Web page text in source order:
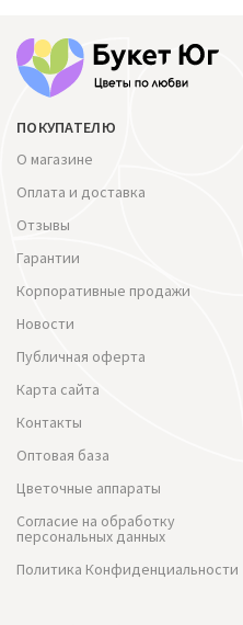
ПОКУПАТЕЛЮ
О магазине
Оплата и доставка
Отзывы
Гарантии
Корпоративные продажи
Новости
Публичная оферта
Карта сайта
Контакты
Оптовая база
Цветочные аппараты
Согласие на обработку
персональных данных
Политика Конфиденциальности